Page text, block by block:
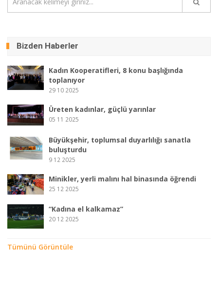
Bizden Haberler
Kadın Kooperatifleri, 8 konu başlığında
toplanıyor
29 10 2025
Üreten kadınlar, güçlü yarınlar
05 11 2025
Büyükşehir, toplumsal duyarlılığı sanatla
buluşturdu
9 12 2025
Minikler, yerli malını hal binasında öğrendi
25 12 2025
“Kadına el kalkamaz”
20 12 2025
Tümünü Görüntüle